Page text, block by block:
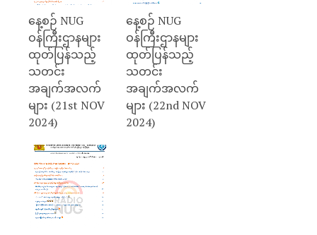
နေ့စဉ် NUG
ဝန်ကြီးဌာနများ
ထုတ်ပြန်သည့်
သတင်း
အချက်အလက်
များ (21st NOV
2024)
နေ့စဉ် NUG
ဝန်ကြီးဌာနများ
ထုတ်ပြန်သည့်
သတင်း
အချက်အလက်
များ (22nd NOV
2024)